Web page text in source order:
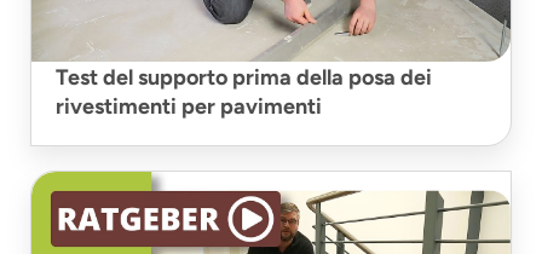
Test del supporto prima della posa dei
rivestimenti per pavimenti